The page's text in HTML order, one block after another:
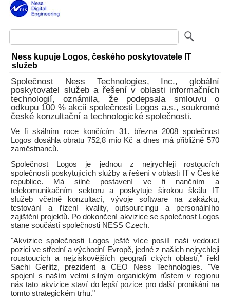
Ness kupuje Logos, českého poskytovatele IT
služeb
Společnost Ness Technologies, Inc., globální
poskytovatel služeb a řešení v oblasti informačních
technologií, oznámila, že podepsala smlouvu o
odkupu 100 % akcií společnosti Logos a.s., soukromé
české konzultační a technologické společnosti.
Ve fi skálním roce končícím 31. března 2008 společnost
Logos dosáhla obratu 752,8 mio Kč a dnes má přibližně 570
zaměstnanců.
Společnost Logos je jednou z nejrychleji rostoucích
společností poskytujících služby a řešení v oblasti IT v České
republice. Má silné postavení ve fi nančním a
telekomunikačním sektoru a poskytuje širokou škálu IT
služeb včetně konzultací, vývoje software na zakázku,
testování a řízení kvality, outsourcingu a personálního
zajištění projektů. Po dokončení akvizice se společnost Logos
stane součástí společnosti NESS Czech.
"Akvizice společnosti Logos ještě více posílí naši vedoucí
pozici ve střední a východní Evropě, jedné z našich nejrychleji
roustoucích a nejziskovějších geografi ckých oblastí," řekl
Sachi Gerlitz, prezident a CEO Ness Technologies. "Ve
spojení s naším velmi silným organickým růstem v regionu
nás tato akvizice staví do lepší pozice pro další pronikání na
tomto strategickém trhu."